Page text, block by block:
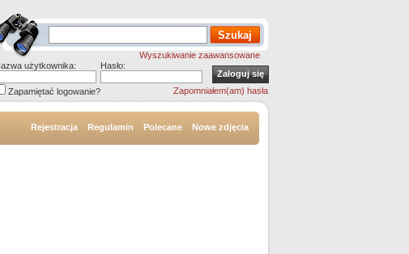
Wyszukiwanie zaawansowane
użytkownika:
Hasło:
Zapamiętać logowanie? Zapomniałem(am) hasła
Rejestracja Regulamin Polecane Nowe zdjęcia